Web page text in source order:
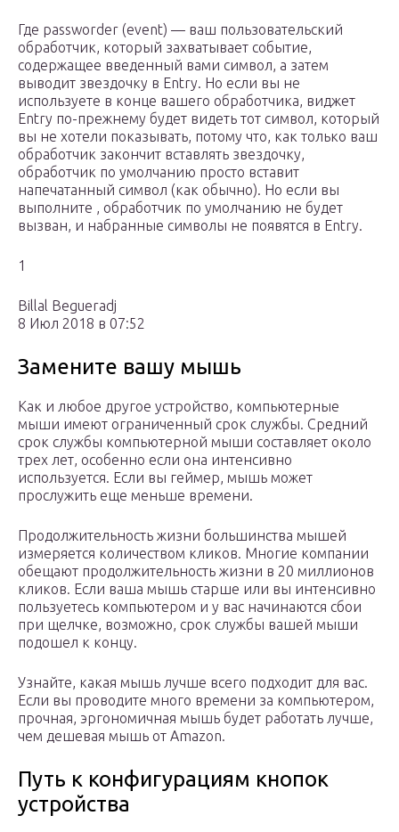
Где passworder (event) — ваш пользовательский
обработчик, который захватывает событие,
содержащее введенный вами символ, а затем
выводит звездочку в Entry. Но если вы не
используете в конце вашего обработчика, виджет
Entry по-прежнему будет видеть тот символ, который
вы не хотели показывать, потому что, как только ваш
обработчик закончит вставлять звездочку,
обработчик по умолчанию просто вставит
напечатанный символ (как обычно). Но если вы
выполните , обработчик по умолчанию не будет
вызван, и набранные символы не появятся в Entry.
1
Billal Begueradj
8 Июл 2018 в 07:52
Замените вашу мышь
Как и любое другое устройство, компьютерные
мыши имеют ограниченный срок службы. Средний
срок службы компьютерной мыши составляет около
трех лет, особенно если она интенсивно
используется. Если вы геймер, мышь может
прослужить еще меньше времени.
Продолжительность жизни большинства мышей
измеряется количеством кликов. Многие компании
обещают продолжительность жизни в 20 миллионов
кликов. Если ваша мышь старше или вы интенсивно
пользуетесь компьютером и у вас начинаются сбои
при щелчке, возможно, срок службы вашей мыши
подошел к концу.
Узнайте, какая мышь лучше всего подходит для вас.
Если вы проводите много времени за компьютером,
прочная, эргономичная мышь будет работать лучше,
чем дешевая мышь от Amazon.
Путь к конфигурациям кнопок
устройства